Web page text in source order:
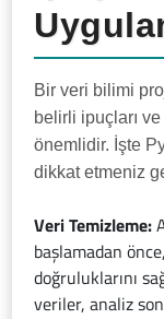
Bir veri bilimi
belirli ipuçları
önemlidir. İşte
dikkat etmeniz
Veri Temizleme:
başlamadan
doğruluklarını
veriler, analiz